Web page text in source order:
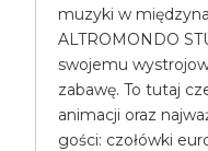
muzyki w
ALTROMONDO
swojemu
zabawę. To tutaj
animacji oraz
gości: czołówki